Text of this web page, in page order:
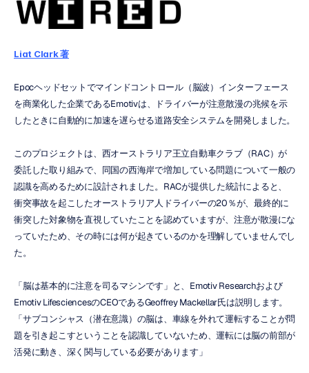
Liat Clark 著
Epocヘッドセットでマインドコントロール（脳波）インターフェース
を商業化した企業であるEmotivは、ドライバーが注意散漫の兆候を示
したときに自動的に加速を遅らせる道路安全システムを開発しました。
このプロジェクトは、西オーストラリア王立自動車クラブ（RAC）が
委託した取り組みで、同国の西海岸で増加している問題について一般の
認識を高めるために設計されました。RACが提供した統計によると、
衝突事故を起こしたオーストラリア人ドライバーの20％が、最終的に
衝突した対象物を直視していたことを認めていますが、注意が散漫にな
っていたため、その時には何が起きているのかを理解していませんでし
た。
「脳は基本的に注意を司るマシンです」と、Emotiv Researchおよび
Emotiv LifesciencesのCEOであるGeoffrey Mackellar氏は説明します。
「サブコンシャス（潜在意識）の脳は、車線を外れて運転することが問
題を引き起こすということを認識していないため、運転には脳の前部が
活発に動き、深く関与している必要があります」